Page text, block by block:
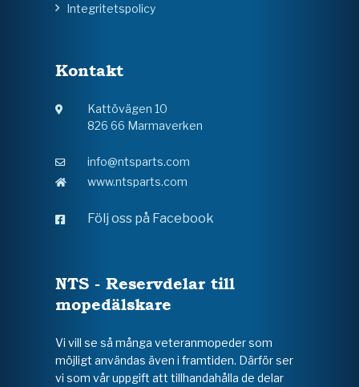
Integritetspolicy
Kontakt
Kattövägen 10
826 66 Marmaverken
info@ntsparts.com
www.ntsparts.com
Följ oss på Facebook
NTS - Reservdelar till
mopedälskare
Vi vill se så många veteranmopeder som
möjligt användas även i framtiden. Därför ser
vi som vår uppgift att tillhandahålla de delar